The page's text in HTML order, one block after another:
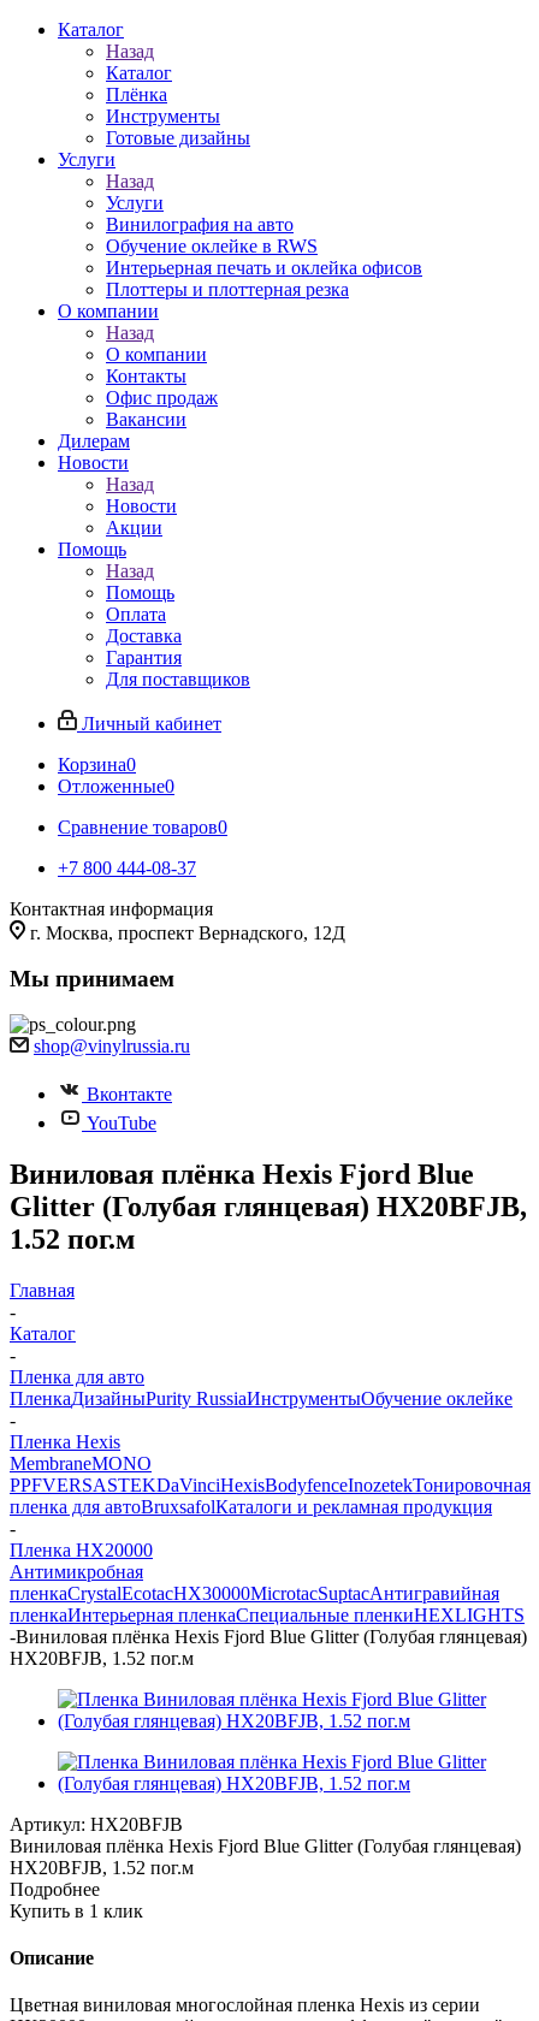
Каталог
Назад
Каталог
Плёнка
Инструменты
Готовые дизайны
Услуги
Назад
Услуги
Винилография на авто
Обучение оклейке в RWS
Интерьерная печать и оклейка офисов
Плоттеры и плоттерная резка
О компании
Назад
О компании
Контакты
Офис продаж
Вакансии
Дилерам
Новости
Назад
Новости
Акции
Помощь
Назад
Помощь
Оплата
Доставка
Гарантия
Для поставщиков
Личный кабинет
Корзина0
Отложенные0
Сравнение товаров0
+7 800 444-08-37
Контактная информация
г. Москва, проспект Вернадского, 12Д
Мы принимаем
shop@vinylrussia.ru
Вконтакте
YouTube
Виниловая плёнка Hexis Fjord Blue
Glitter (Голубая глянцевая) HX20BFJB,
1.52 пог.м
Главная
-
Каталог
-
Пленка для авто
ПленкаДизайныPurity RussiaИнструментыОбучение оклейке
-
Пленка Hexis
MembraneMONO
PPFVERSASTEKDaVinciHexisBodyfenceInozetekТонировочная
пленка для автоBruxsafolКаталоги и рекламная продукция
-
Пленка HX20000
Антимикробная
пленкаCrystalEcotacHX30000MicrotacSuptacАнтигравийная
пленкаИнтерьерная пленкаСпециальные пленкиHEXLIGHTS
-Виниловая плёнка Hexis Fjord Blue Glitter (Голубая глянцевая)
HX20BFJB, 1.52 пог.м
Артикул: HX20BFJB
Виниловая плёнка Hexis Fjord Blue Glitter (Голубая глянцевая)
HX20BFJB, 1.52 пог.м
Подробнее
Купить в 1 клик
Описание
Цветная виниловая многослойная пленка Hexis из серии